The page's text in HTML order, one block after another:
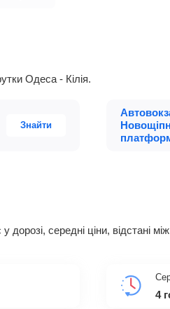
Одеса - Кілія.
Знайти
дорозі, середні ціни,
4